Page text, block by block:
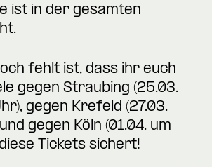
ist in der gesamten
fehlt ist, dass ihr euch
gegen Straubing (25.03.
gegen Krefeld (27.03.
gegen Köln (01.04. um
Tickets sichert!